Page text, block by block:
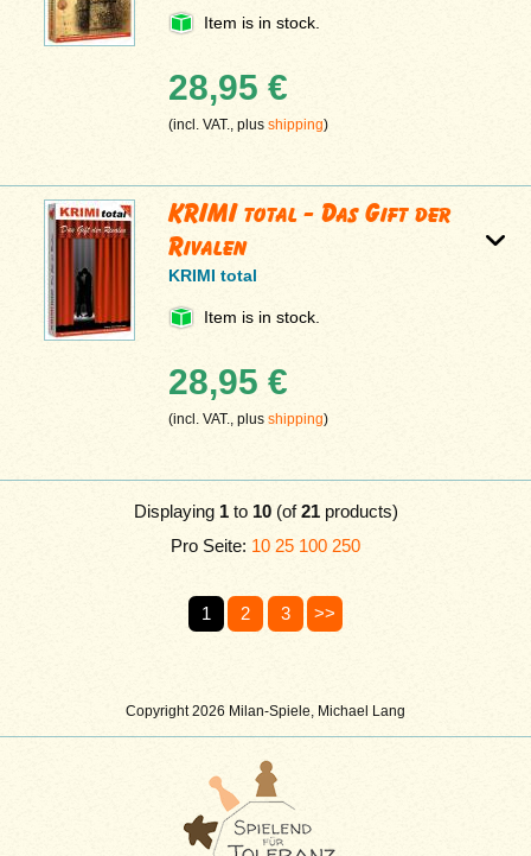
Copyright 2026 Milan-Spiele, Michael Lang
Item is in stock.
28,95 €
(incl. VAT., plusshipping)
KRIMI total - Das Gift der
Rivalen
KRIMI total
Item is in stock.
28,95 €
(incl. VAT., plusshipping)
Displaying 1to 10(of21products)
Pro Seite: 10 25 100 250
1 2 3 >>